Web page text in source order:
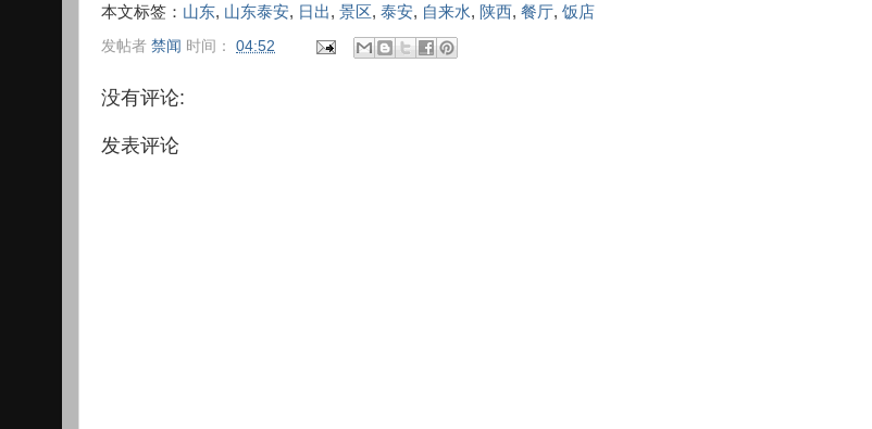
本文标签： 山东, 山东泰安, 日出, 景区, 泰安, 自来水, 陕西, 餐厅, 饭店
发帖者 禁闻 时间： 04:52
没有评论:
发表评论